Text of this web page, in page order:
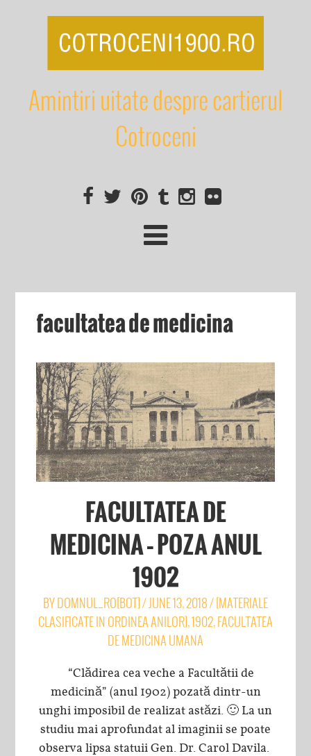
Amintiri uitate despre cartierul
Cotroceni
facultatea de medicina
FACULTATEA DE
MEDICINA – POZA ANUL
1902
BYDOMNUL_RO[BOT]/ JUNE 13, 2018/[MATERIALE
CLASIFICATE IN ORDINEA ANILOR],1902,FACULTATEA
DE MEDICINA UMANA
“Clădirea cea veche a Facultătii de
medicină” (anul 1902) pozată dintr-un
unghi imposibil de realizat astăzi. 🙂 La un
studiu mai aprofundat al imaginii se poate
observa lipsa statuii Gen. Dr. Carol Davila.